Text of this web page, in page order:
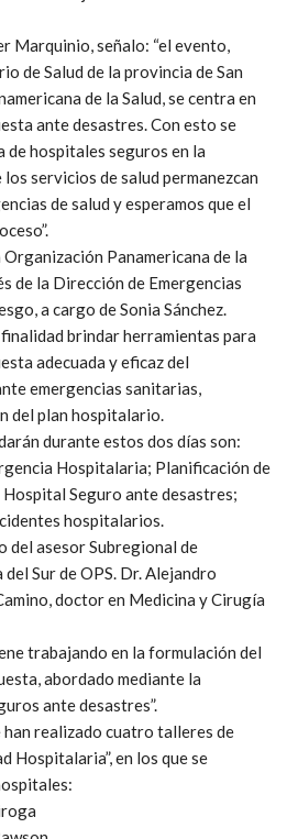
Marquinio, señalo: “el evento,
de Salud de la provincia de San
de la Salud, se centra en
ante desastres. Con esto se
hospitales seguros en la
servicios de salud permanezcan
de salud y esperamos que el
Panamericana de la
de la Dirección de Emergencias
a cargo de Sonia Sánchez.
brindar herramientas para
adecuada y eficaz del
emergencias sanitarias,
del plan hospitalario.
durante estos dos días son:
Hospitalaria; Planificación de
Seguro ante desastres;
hospitalarios.
del asesor Subregional de
Sur de OPS. Dr. Alejandro
doctor en Medicina y Cirugía
trabajando en la formulación del
abordado mediante la
ante desastres”.
realizado cuatro talleres de
Hospitalaria”, en los que se